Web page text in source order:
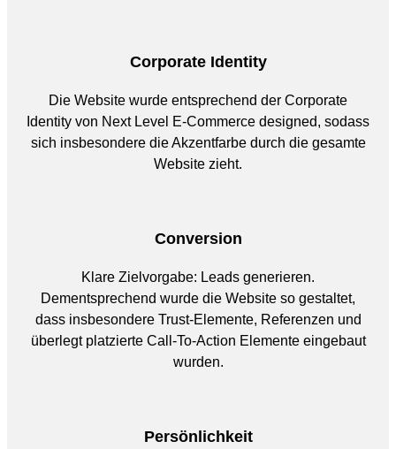
Corporate Identity
Die Website wurde entsprechend der Corporate
Identity von Next Level E-Commerce designed, sodass
sich insbesondere die Akzentfarbe durch die gesamte
Website zieht.
Conversion
Klare Zielvorgabe: Leads generieren.
Dementsprechend wurde die Website so gestaltet,
dass insbesondere Trust-Elemente, Referenzen und
überlegt platzierte Call-To-Action Elemente eingebaut
wurden.
Persönlichkeit